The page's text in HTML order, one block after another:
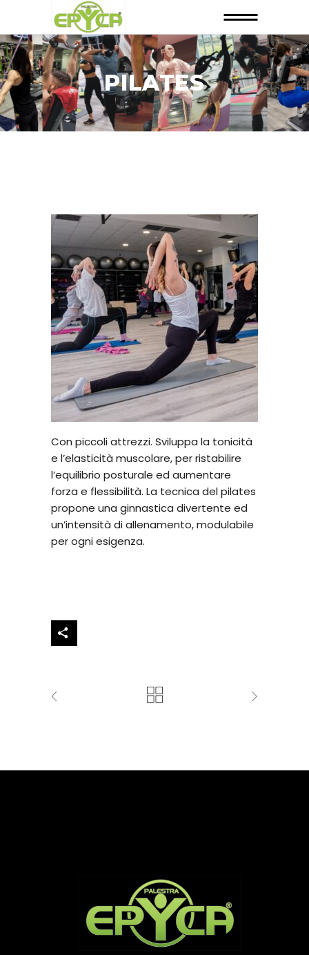
PILATES
Con piccoli attrezzi. Sviluppa la tonicità
e l’elasticità muscolare, per ristabilire
l’equilibrio posturale ed aumentare
forza e flessibilità. La tecnica del pilates
propone una ginnastica divertente ed
un’intensità di allenamento, modulabile
per ogni esigenza.